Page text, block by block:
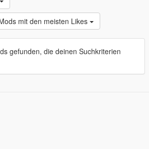
mit den meisten Likes
gefunden, die deinen Suchkriterien